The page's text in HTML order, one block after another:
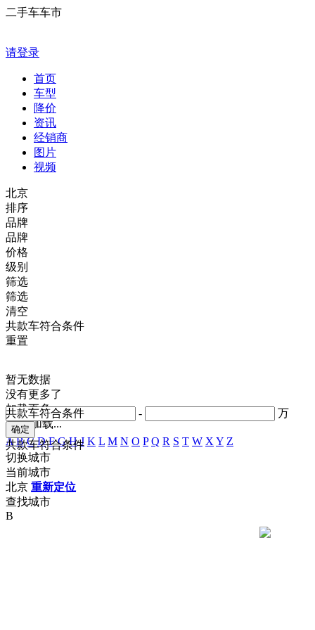
二手车车市
请登录
首页
车型
降价
资讯
经销商
图片
视频
北京
排序
品牌
品牌
价格
- 万
共款车符合条件
级别
共款车符合条件
筛选
筛选
清空
共款车符合条件
重置
暂无数据
没有更多了
加载更多
正在加载...
A B C D F G H J K L M N O P Q R S T W X Y Z
切换城市
当前城市
北京 重新定位
查找城市
B